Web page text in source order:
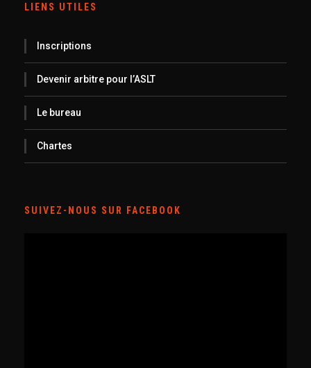
LIENS UTILES
Inscriptions
Devenir arbitre pour l’ASLT
Le bureau
Chartes
SUIVEZ-NOUS SUR FACEBOOK